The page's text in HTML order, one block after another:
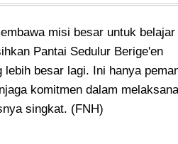
misi besar untuk belajar
Pantai Sedulur Berige'en
besar lagi. Ini hanya
komitmen dalam
singkat. (FNH)